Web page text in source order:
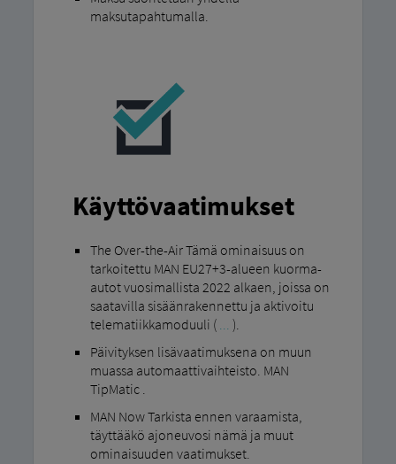
maksutapahtumalla.
Käyttövaatimukset
The Over-the-Air Tämä ominaisuus on
tarkoitettu MAN EU27+3-alueen kuorma-
autot vuosimallista 2022 alkaen, joissa on
saatavilla sisäänrakennettu ja aktivoitu
telematiikkamoduuli ( ... ).
Päivityksen lisävaatimuksena on muun
muassa automaattivaihteisto. MAN
TipMatic .
MAN Now Tarkista ennen varaamista,
täyttääkö ajoneuvosi nämä ja muut
ominaisuuden vaatimukset.